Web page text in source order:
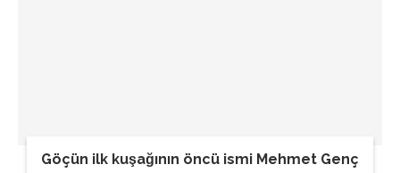
Göçün ilk kuşağının öncü ismi Mehmet Genç